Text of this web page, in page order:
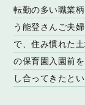
転勤の多い職業
う能登さんご夫
で、住み慣れた
の保育園入園前
し合ってきたとい